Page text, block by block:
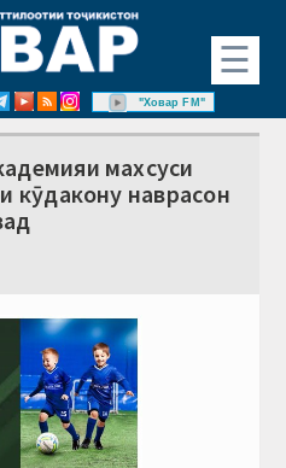
☰
"Ховар FM"
махсуси
кӯдакону наврасон